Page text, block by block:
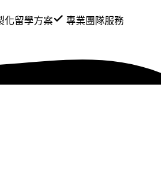
化留學方案 專業團隊服務